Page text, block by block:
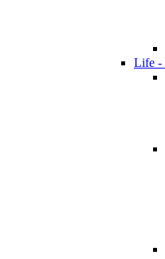
Life -